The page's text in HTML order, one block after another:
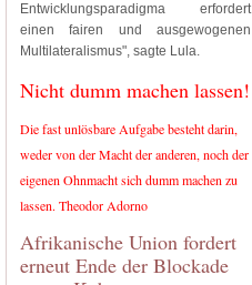
Entwicklungsparadigma erfordert
einen fairen und ausgewogenen
Multilateralismus", sagte Lula.
Nicht dumm machen lassen!
Die fast unlösbare Aufgabe besteht darin,
weder von der Macht der anderen, noch der
eigenen Ohnmacht sich dumm machen zu
lassen. Theodor Adorno
Afrikanische Union fordert
erneut Ende der Blockade